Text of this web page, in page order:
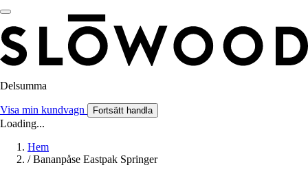
Delsumma
Visa min kundvagn Fortsätt handla
Loading...
Hem
/ Bananpåse Eastpak Springer